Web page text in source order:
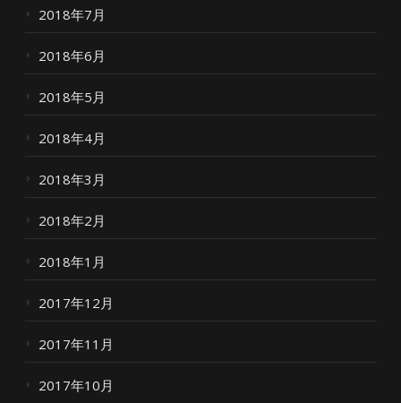
2018年7月
2018年6月
2018年5月
2018年4月
2018年3月
2018年2月
2018年1月
2017年12月
2017年11月
2017年10月